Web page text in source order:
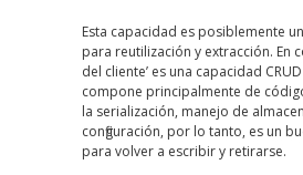
Esta capacidad es posiblemente
para reutilización y extracción. En
del cliente’ es una capacidad
compone principalmente de
la serialización, manejo de
configuración, por lo tanto, es un
para volver a escribir y retirarse.